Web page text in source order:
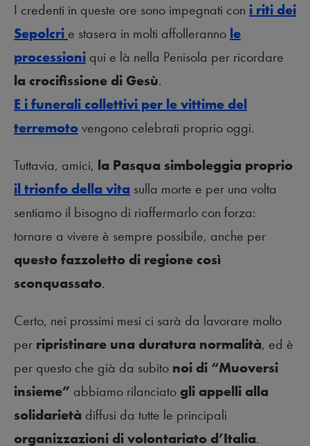
I credenti in queste ore sono impegnati con i riti dei
Sepolcri e stasera in molti affolleranno le
processioni qui e là nella Penisola per ricordare
la crocifissione di Gesù.
E i funerali collettivi per le vittime del
terremotovengono celebrati proprio oggi.
Tuttavia, amici, la Pasqua simboleggia proprio
il trionfo della vita sulla morte e per una volta
sentiamo il bisogno di riaffermarlo con forza:
tornare a vivere è sempre possibile, anche per
questo fazzoletto di regione così
sconquassato.
Certo, nei prossimi mesi ci sarà da lavorare molto
per ripristinare una duratura normalità, ed è
per questo che già da subito noi di “Muoversi
insieme” abbiamo rilanciatogli appelli alla
solidarietà diffusi da tutte le principali
organizzazioni di volontariato d’Italia.